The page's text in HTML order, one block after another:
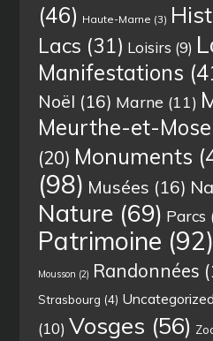
(46) Haute-Marne (3)
Lacs (31) Loisirs (9)
Manifestations
Noël (16) Marne (11)
Meurthe-et-
(20) Monuments
(98) Musées (16)
Nature (69) Parcs
Patrimoine (92)
Mousson (2) Randonnées
Strasbourg (4) Uncategorized
(10) Vosges (56)